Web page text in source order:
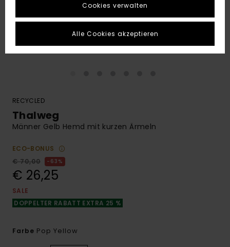
RECYCLED
Thalweg
Männer Gelb Hemd mit kurzen Ärmeln
ECO-BONUS
€ 70,00
63%
€ 26,25
SALE
DOPPELTER RABATT EXTRA 25 %
Farbe Pop Yellow
Cookies verwalten
Alle Cookies akzeptieren